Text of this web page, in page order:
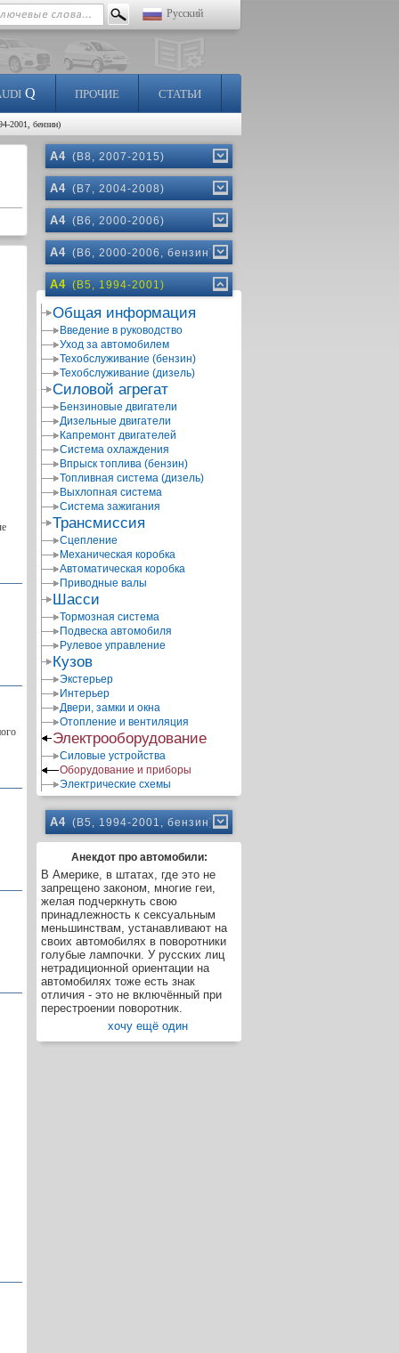
Русский
Q ПРОЧИЕ СТАТЬИ
2001, бензин)
A4 (B8, 2007-2015)
A4 (B7, 2004-2008)
A4 (B6, 2000-2006)
A4 (B6, 2000-2006, бензин)
A4 (B5, 1994-2001)
Общая информация
Введение в руководство
Уход за автомобилем
Техобслуживание (бензин)
Техобслуживание (дизель)
Силовой агрегат
Бензиновые двигатели
Дизельные двигатели
Капремонт двигателей
Система охлаждения
Впрыск топлива (бензин)
Топливная система (дизель)
Выхлопная система
Система зажигания
Трансмиссия
Сцепление
Механическая коробка
Автоматическая коробка
Приводные валы
Шасси
Тормозная система
Подвеска автомобиля
Рулевое управление
Кузов
Экстерьер
Интерьер
Двери, замки и окна
Отопление и вентиляция
Электрооборудование
Силовые устройства
Оборудование и приборы
Электрические схемы
A4 (B5, 1994-2001, бензин)
Анекдот про автомобили:
В Америке, в штатах, где это не
запрещено законом, многие геи,
желая подчеркнуть свою
принадлежность к сексуальным
меньшинствам, устанавливают на
своих автомобилях в поворотники
голубые лампочки. У русских лиц
нетрадиционной ориентации на
автомобилях тоже есть знак
отличия - это не включённый при
перестроении поворотник.
хочу ещё один